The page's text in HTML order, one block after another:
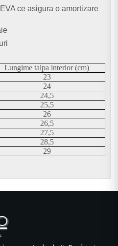
ce asigura o amortizare
Lungime talpa interior (cm)
23
24
24,5
25,5
26
26,5
27,5
28,5
29